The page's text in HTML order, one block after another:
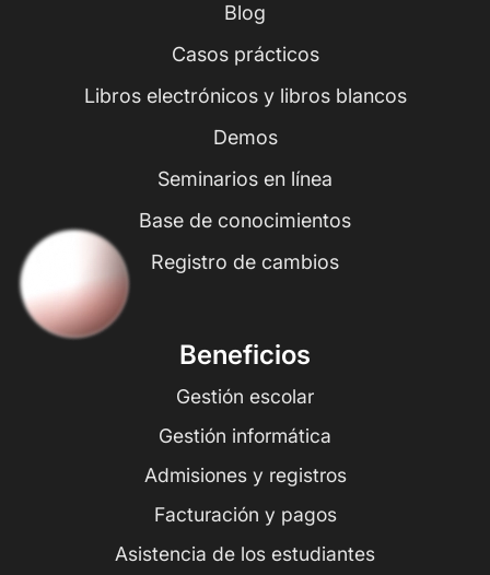
Blog
Casos prácticos
Libros electrónicos y libros blancos
Demos
Seminarios en línea
Base de conocimientos
Registro de cambios
Beneficios
Gestión escolar
Gestión informática
Admisiones y registros
Facturación y pagos
Asistencia de los estudiantes